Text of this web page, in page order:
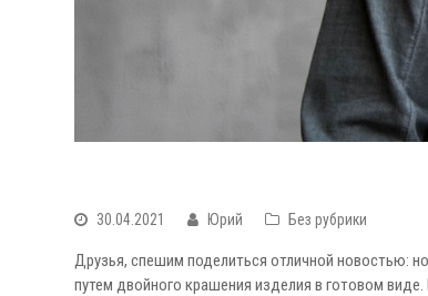
30.04.2021 Юрий Без рубрики
Друзья, спешим поделиться отличной новостью:
путем двойного крашения изделия в готовом